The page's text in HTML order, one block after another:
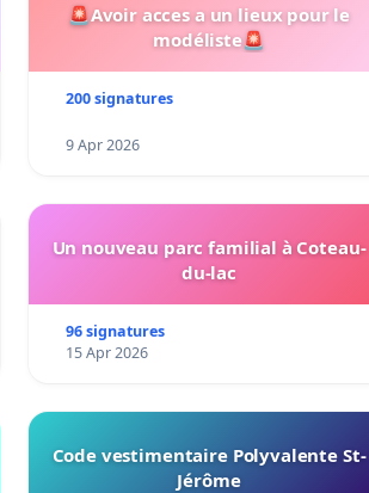
🚨Avoir acces a un lieux pour le
modéliste🚨
200 signatures
9 Apr 2026
Un nouveau parc familial à Coteau-
du-lac
96 signatures
15 Apr 2026
Code vestimentaire Polyvalente St-
Jérôme